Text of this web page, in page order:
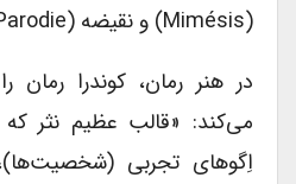
در هنر رمان، کوندرا رمان
می‌کند: «قالب عظیم نثر که
اِگوهای تجربی